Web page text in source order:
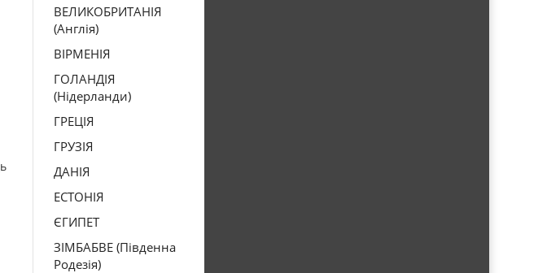
ВЕЛИКОБРИТАНІЯ
(Англія)
ВІРМЕНІЯ
ГОЛАНДІЯ
(Нідерланди)
ГРЕЦІЯ
ГРУЗІЯ
ДАНІЯ
ЕСТОНІЯ
ЄГИПЕТ
ЗІМБАБВЕ (Південна
Родезія)